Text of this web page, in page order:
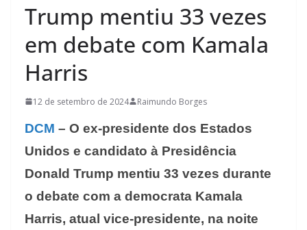
Trump mentiu 33 vezes
em debate com Kamala
Harris
12 de setembro de 2024 Raimundo Borges
DCM – O ex-presidente dos Estados
Unidos e candidato à Presidência
Donald Trump mentiu 33 vezes durante
o debate com a democrata Kamala
Harris, atual vice-presidente, na noite